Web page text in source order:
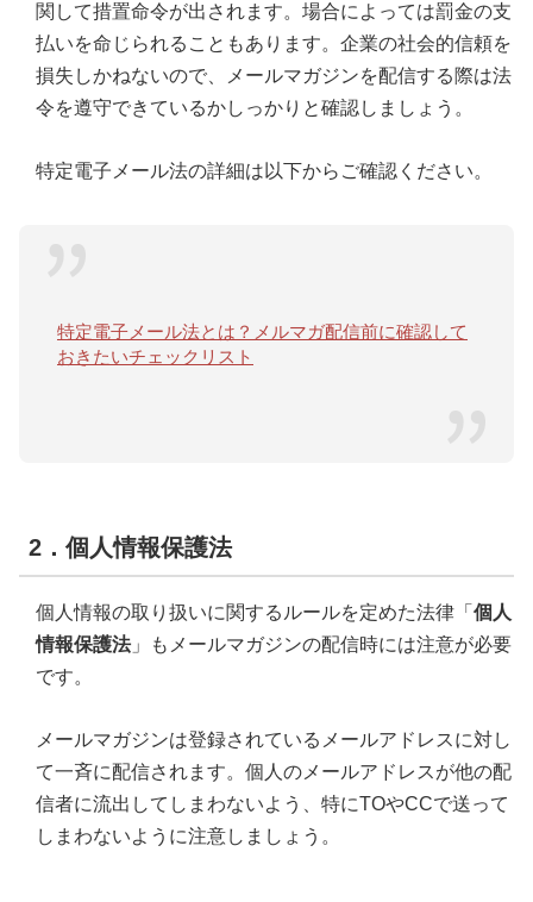
関して措置命令が出されます。場合によっては罰金の支
払いを命じられることもあります。企業の社会的信頼を
損失しかねないので、メールマガジンを配信する際は法
令を遵守できているかしっかりと確認しましょう。
特定電子メール法の詳細は以下からご確認ください。
特定電子メール法とは？メルマガ配信前に確認して
おきたいチェックリスト
2．個人情報保護法
個人情報の取り扱いに関するルールを定めた法律「 個人
情報保護法」もメールマガジンの配信時には注意が必要
です。
メールマガジンは登録されているメールアドレスに対し
て一斉に配信されます。個人のメールアドレスが他の配
信者に流出してしまわないよう、特にTOやCCで送って
しまわないように注意しましょう。